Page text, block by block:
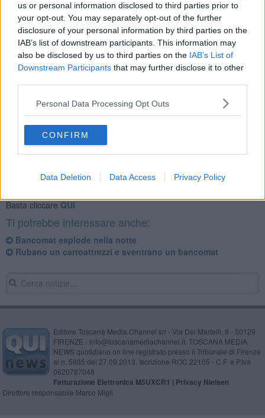
us or personal information disclosed to third parties prior to
your opt-out. You may separately opt-out of the further
disclosure of your personal information by third parties on the
IAB’s list of downstream participants. This information may
also be disclosed by us to third parties on the IAB’s List of
Downstream Participants that may further disclose it to other
Personal Data Processing Opt Outs
CONFIRM
Data Deletion Data Access Privacy Policy
COLLESALVETTI — Il colpo, secondo quanto riporta l'Ansa, è
avvenuto in una filiale del Banco Popolare. I ladri sarebbero fuggiti
con diecimila euro
Newsletter QUInews - ToscanaMedia.Arriva gratis tutti i giorni
Basta cliccareQUI
Ti potrebbe interessare anche:
Bancomat esplode nella notte
Rubano un carroattrezzi e sventrano un bancomat
Editore Toscana Media Channel srl - Via Dei Martelli, 8 - 50129
FIRENZE - info@toscanamediachannel.it. TOSCANA MEDIA
NEWS quotidiano on line registrato presso il Tribunale di Firenze
al n. 5935 del 27.09.2013. Iscrizione ROC 22105 - C.F. e P.Iva
0620787048
Fatturazione Elettronica M5UXCR1 | Privacy Nielsen
Direttore responsabile Marco Migli